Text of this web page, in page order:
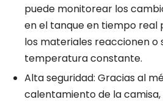
puede monitorear los
en el tanque en tiempo real
los materiales reaccionen o
temperatura constante.
Alta seguridad: Gracias al
calentamiento de la